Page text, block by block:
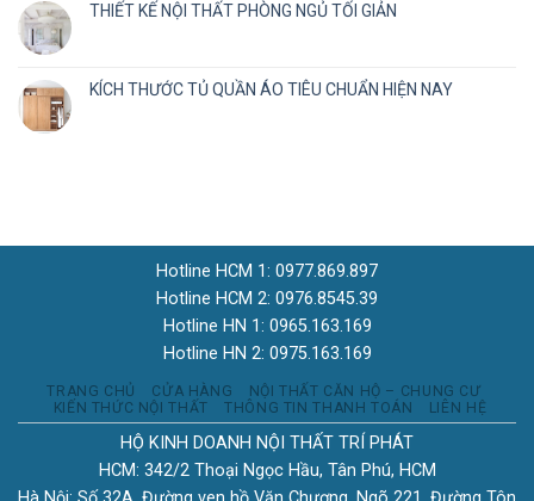
THIẾT KẾ NỘI THẤT PHÒNG NGỦ TỐI GIẢN
KÍCH THƯỚC TỦ QUẦN ÁO TIÊU CHUẨN HIỆN NAY
Hotline HCM 1: 0977.869.897
Hotline HCM 2: 0976.8545.39
Hotline HN 1: 0965.163.169
Hotline HN 2: 0975.163.169
TRANG CHỦ CỬA HÀNG
NỘI THẤT CĂN HỘ – CHUNG CƯ
KIẾN THỨC NỘI THẤT
THÔNG TIN THANH TOÁN LIÊN HỆ
HỘ KINH DOANH NỘI THẤT TRÍ PHÁT
HCM: 342/2 Thoại Ngọc Hầu, Tân Phú, HCM